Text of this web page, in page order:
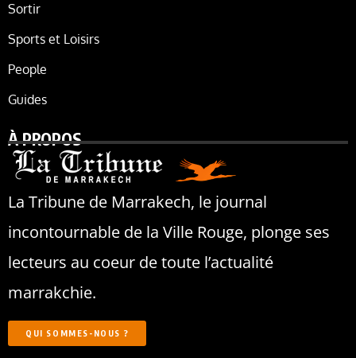
Sortir
Sports et Loisirs
People
Guides
À PROPOS
La Tribune de Marrakech, le journal
incontournable de la Ville Rouge, plonge ses
lecteurs au coeur de toute l’actualité
marrakchie.
QUI SOMMES-NOUS ?